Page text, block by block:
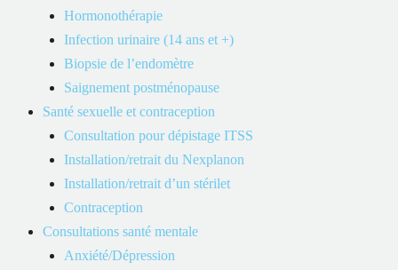
Hormonothérapie
Infection urinaire (14 ans et +)
Biopsie de l’endomètre
Saignement postménopause
Santé sexuelle et contraception
Consultation pour dépistage ITSS
Installation/retrait du Nexplanon
Installation/retrait d’un stérilet
Contraception
Consultations santé mentale
Anxiété/Dépression